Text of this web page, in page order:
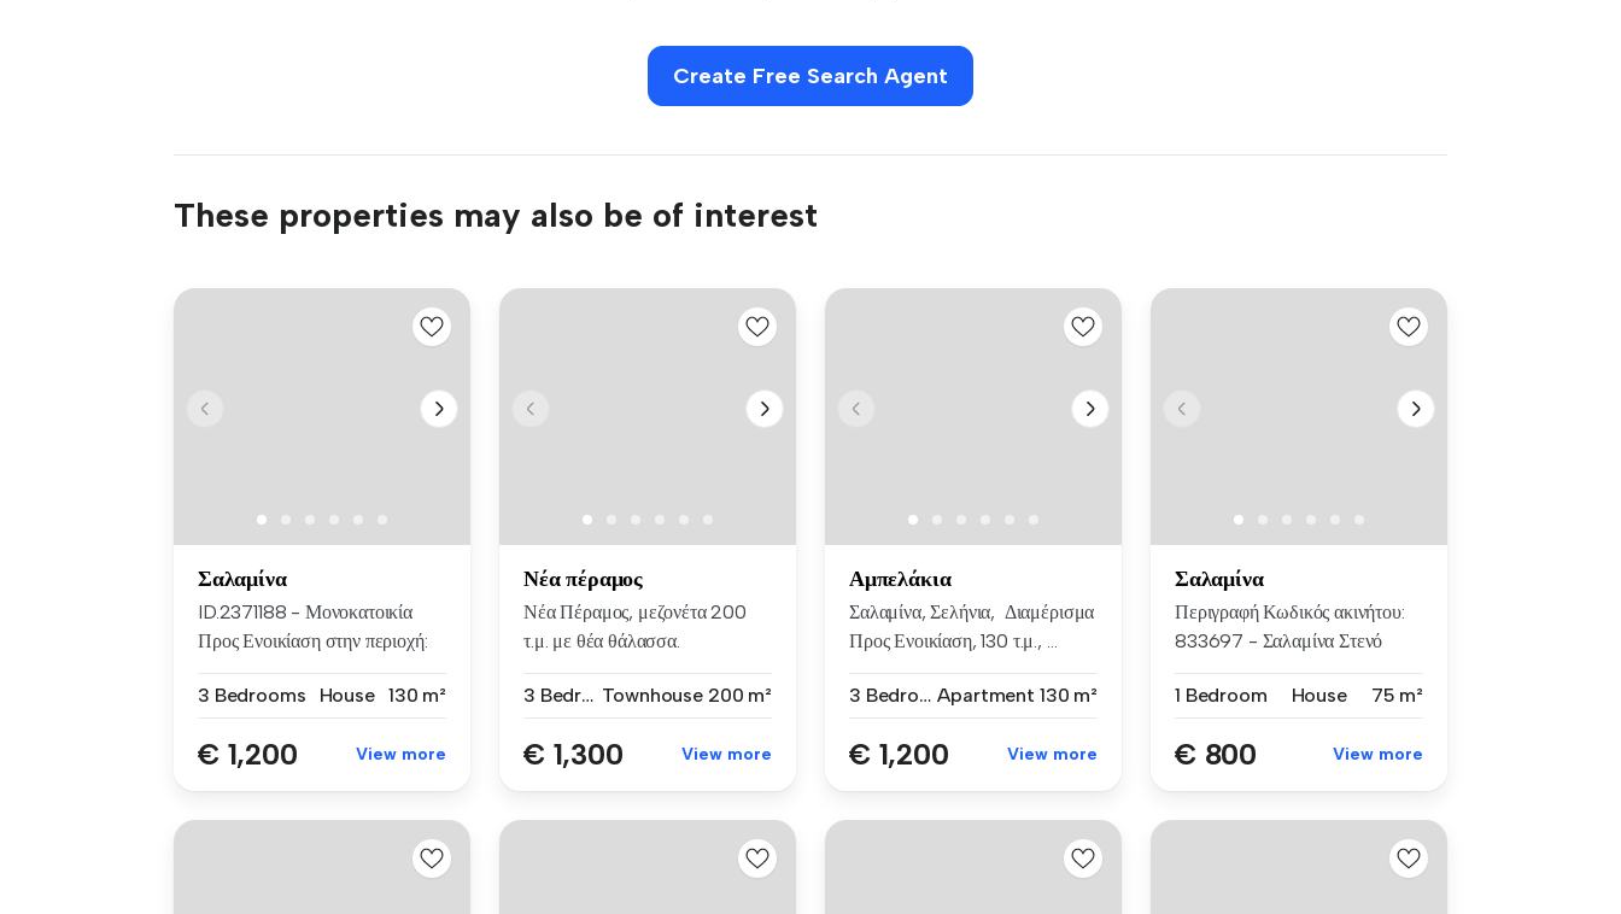
Create Free Search Agent
These properties may also be of interest
Σαλαμίνα
ID.2371188 - Μονοκατοικία
Προς Ενοικίαση στην περιοχή:
3 Bedrooms
House 130 m²
€ 1,200 View more
Νέα πέραμος
Νέα Πέραμος, μεζονέτα 200
τ.μ. με θέα θάλασσα.
3 Bedrooms Townhouse 200 m²
€ 1,300 View more
Αμπελάκια
Σαλαμίνα, Σελήνια, Διαμέρισμα
Προς Ενοικίαση, 130 τ.μ., ...
3 Bedrooms Apartment 130 m²
€ 1,200 View more
Σαλαμίνα
Περιγραφή Κωδικός ακινήτου:
833697 - Σαλαμίνα Στενό
1 Bedroom
House 75 m²
€ 800 View more